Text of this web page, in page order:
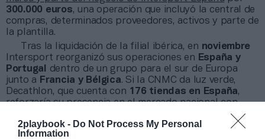
2playbook - Do Not Process My Personal
Information
300.000 euros, una operación que incluyó la central de
compras, determinados proveedores, activos y parte de
la plantilla.
Tras la liquidación de la filial ibérica, en noviembre
Intersport reorganizó sus operaciones en España y
Portugal
dentro de un grupo para el sur de Europa
junto a Francia y Bélgica. Si la CNMC da luz verde,
Decathlon, que cuenta con 176 tiendas en España,
reforzaría su presencia en el mercado nacional con